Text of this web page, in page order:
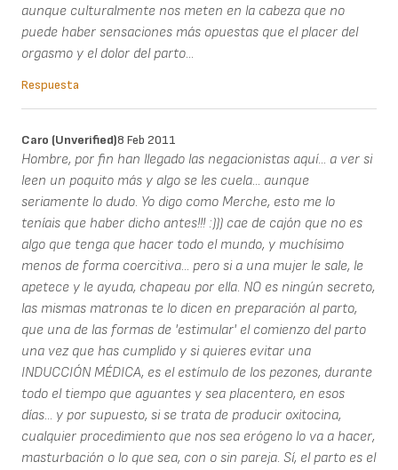
aunque culturalmente nos meten en la cabeza que no
puede haber sensaciones más opuestas que el placer del
orgasmo y el dolor del parto...
Respuesta
Caro (unverified)8 Feb 2011
Hombre, por fin han llegado las negacionistas aquí... a ver si
leen un poquito más y algo se les cuela... aunque
seriamente lo dudo. Yo digo como Merche, esto me lo
teníais que haber dicho antes!!! :))) cae de cajón que no es
algo que tenga que hacer todo el mundo, y muchísimo
menos de forma coercitiva... pero si a una mujer le sale, le
apetece y le ayuda, chapeau por ella. NO es ningún secreto,
las mismas matronas te lo dicen en preparación al parto,
que una de las formas de 'estimular' el comienzo del parto
una vez que has cumplido y si quieres evitar una
INDUCCIÓN MÉDICA, es el estímulo de los pezones, durante
todo el tiempo que aguantes y sea placentero, en esos
días... y por supuesto, si se trata de producir oxitocina,
cualquier procedimiento que nos sea erógeno lo va a hacer,
masturbación o lo que sea, con o sin pareja. Sí, el parto es el